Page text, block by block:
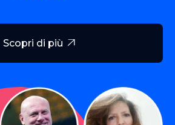
Scopri di più 